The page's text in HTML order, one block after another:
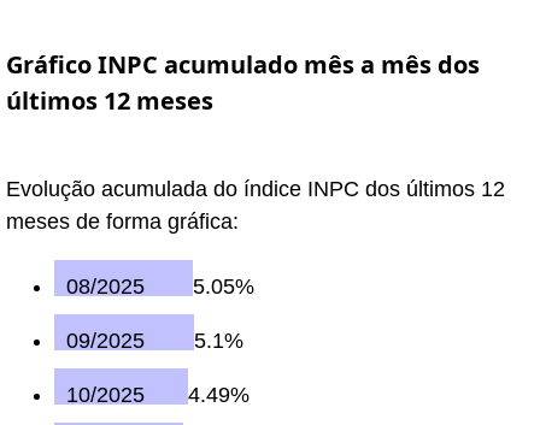
Gráfico INPC acumulado mês a mês dos
últimos 12 meses
Evolução acumulada do índice INPC dos últimos 12
meses de forma gráfica:
08/2025 5.05%
09/2025 5.1%
10/2025 4.49%